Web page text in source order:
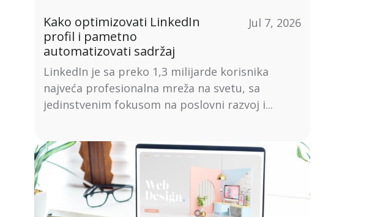
Kako optimizovati LinkedIn
profil i pametno
automatizovati sadržaj
Jul 7, 2026
LinkedIn je sa preko 1,3 milijarde korisnika
najveća profesionalna mreža na svetu, sa
jedinstvenim fokusom na poslovni razvoj i...